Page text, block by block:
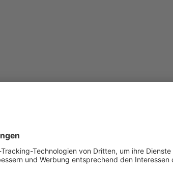
Mentor im Werk